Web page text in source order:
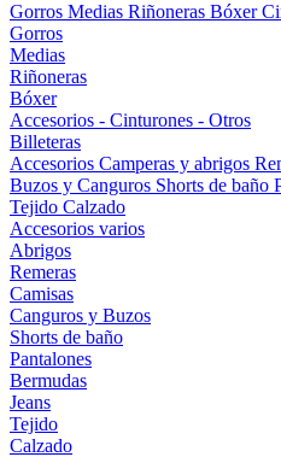
Gorros Medias Riñoneras Bóxer
Gorros
Medias
Riñoneras
Bóxer
Accesorios - Cinturones - Otros
Billeteras
Accesorios Camperas y abrigos
Buzos y Canguros Shorts de baño
Tejido Calzado
Accesorios varios
Abrigos
Remeras
Camisas
Canguros y Buzos
Shorts de baño
Pantalones
Bermudas
Jeans
Tejido
Calzado